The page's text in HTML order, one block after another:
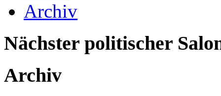
Archiv
Nächster politischer
Archiv